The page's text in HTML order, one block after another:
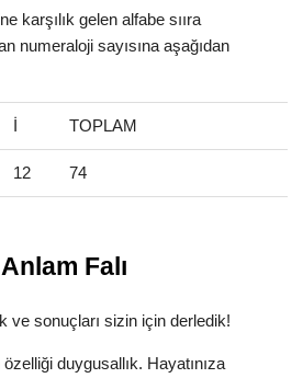
karşılık gelen alfabe sııra
numeraloji sayısına aşağıdan
İ TOPLAM
12 74
Falı
ve sonuçları sizin için derledik!
duygusallık. Hayatınıza